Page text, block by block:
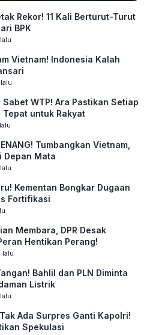
Rekor! 11 Kali Berturut-Turut
BPK
Vietnam! Indonesia Kalah
Sabet WTP! Ara Pastikan Setiap
Tepat untuk Rakyat
Tumbangkan Vietnam,
Depan Mata
Kementan Bongkar Dugaan
Fortifikasi
Membara, DPR Desak
Hentikan Perang!
lalu
Bahlil dan PLN Diminta
Listrik
Ada Surpres Ganti Kapolri!
Spekulasi